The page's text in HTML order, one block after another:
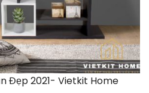
Đẹp 2021- Vietkit Home